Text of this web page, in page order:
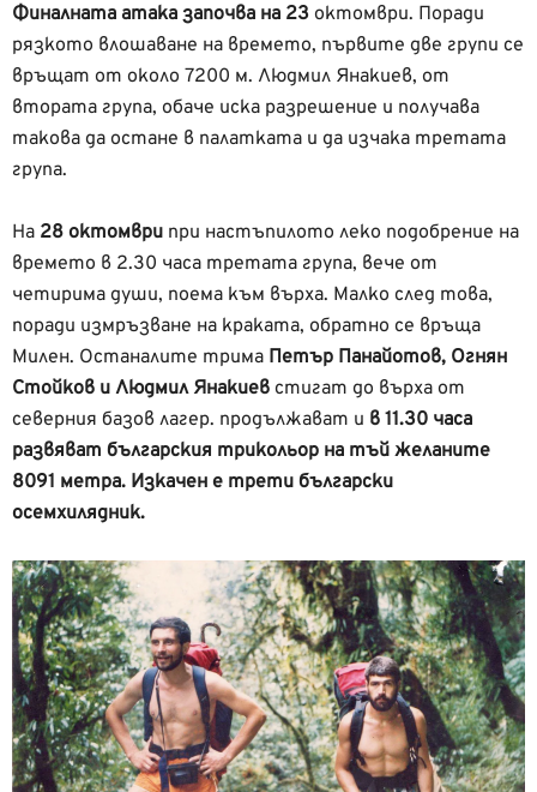
Финалната атака започва на 23 октомври. Поради
рязкото влошаване на времето, първите две групи се
връщат от около 7200 м. Людмил Янакиев, от
втората група, обаче иска разрешение и получава
такова да остане в палатката и да изчака третата
група.
На 28 октомври при настъпилото леко подобрение на
времето в 2.30 часа третата група, вече от
четирима души, поема към върха. Малко след това,
поради измръзване на краката, обратно се връща
Милен. Останалите трима Петър Панайотов, Огнян
Стойков и Людмил Янакиев стигат до върха от
северния базов лагер. продължават и в 11.30 часа
развяват българския трикольор на тъй желаните
8091 метра. Изкачен е трети български
осемхилядник.